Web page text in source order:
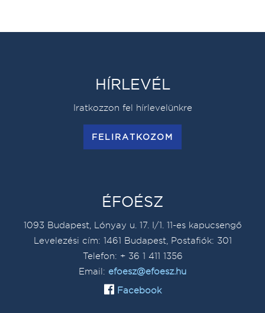
HÍRLEVÉL
Iratkozzon fel hírlevelünkre
FELIRATKOZOM
ÉFOÉSZ
1093 Budapest, Lónyay u. 17. I/1. 11-es kapucsengő
Levelezési cím: 1461 Budapest, Postafiók: 301
Telefon: + 36 1 411 1356
Email: efoesz@efoesz.hu
Facebook